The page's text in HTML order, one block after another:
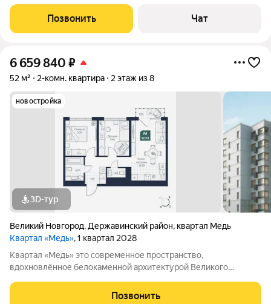
первом этаже кирпичного жилого дома и обладает общей
площадью 61.3 квадратных метров.
Позвонить Чат
6 659 840 ₽
52 м² 2-комн. квартира 2 этаж из 8
новостройка
3D-тур
Великий Новгород, Державинский район, квартал Медь
Квартал «Медь», 1 квартал 2028
Квартал «Медь» это современное пространство,
вдохновлённое белокаменной архитектурой Великого
города элементов: из меди новгородские мастера отливали
Позвонить